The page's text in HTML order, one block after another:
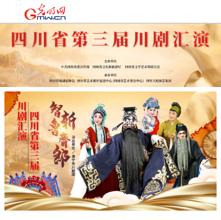
时政 | 国际 | 时评 | 理论 | 文化 科技 |
教育 | 经济 | 生活 法治